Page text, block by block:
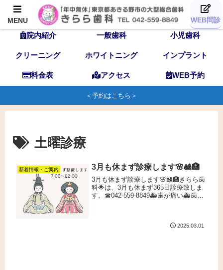
TOP 歯科医師 スタッフ
院内紹介 一般歯科 小児歯科
クリーニング ホワイトニング インプラント
料金表 アクセス WEB予約
＜予約はこちら＞
土曜診療
新着情報・ご案内 3月も休まず診療します🌸🎎🏥
3月も休まず診療します🌸🎎🏥きらら歯
科🌟は、3月も休まず365日診療致しま
す。☎042-559-8849🚑歯が痛い🚑歯が
2025.03.01
MENU WEB問診